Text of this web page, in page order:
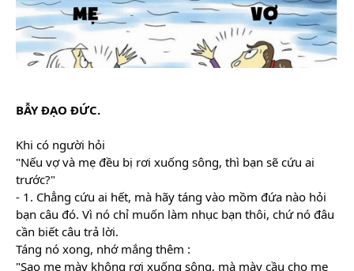
BẪY ĐẠO ĐỨC.
Khi có người hỏi
"Nếu vợ và mẹ đều bị rơi xuống sông, thì bạn sẽ cứu ai
trước?"
- 1. Chẳng cứu ai hết, mà hãy táng vào mồm đứa nào hỏi
bạn câu đó. Vì nó chỉ muốn làm nhục bạn thôi, chứ nó đâu
cần biết câu trả lời.
Táng nó xong, nhớ mắng thêm :
"Sao mẹ mày không rơi xuống sông, mà mày cầu cho mẹ